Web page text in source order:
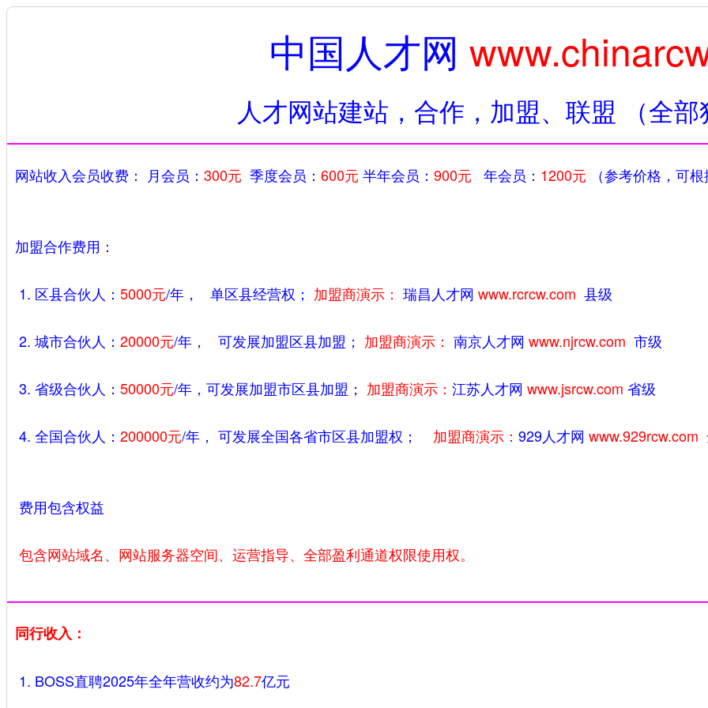
中国人才网
人才网站建站，合作，加盟、联盟 （全
网站收入会员收费： 月会员： 300元 季度会员： 600元 半年会员： 900元 年会员： 1200元 （参考价格，可
加盟合作费用：
1. 区县合伙人： 5000元/年， 单区县经营权； 加盟商演示： 瑞昌人才网 www.rcrcw.com 县级
2. 城市合伙人： 20000元/年， 可发展加盟区县加盟； 加盟商演示： 南京人才网 www.njrcw.com 市级
3. 省级合伙人： 50000元/年，可发展加盟市区县加盟； 加盟商演示： 江苏人才网 www.jsrcw.com 省级
4. 全国合伙人： 200000元/年， 可发展全国各省市区县加盟权； 加盟商演示： 929人才网 www.929rcw.com
费用包含权益
包含网站域名、网站服务器空间、运营指导、全部盈利通道权限使用权。
同行收入：
1. BOSS直聘2025年全年营收约为82.7亿元‌